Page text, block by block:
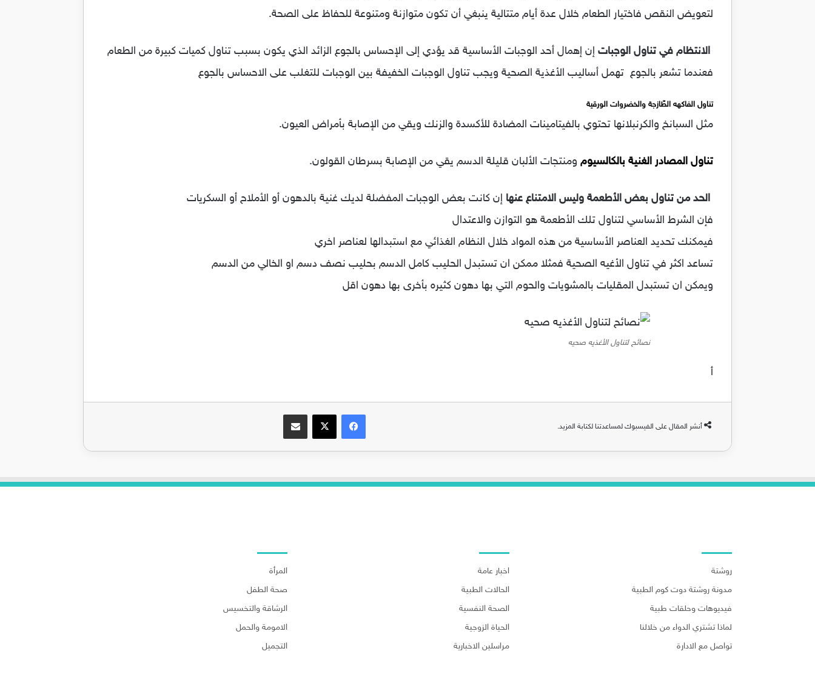
لتعويض النقص فاختيار الطعام خلال عدة أيام متتالية ينبغي أن تكون متوازنة ومتنوعة للحفاظ على الصحة.
الانتظام في تناول الوجبات إن إهمال أحد الوجبات الأساسية قد يؤدي إلى الإحساس بالجوع الزائد الذي يكون بسبب تناول كميات كبيرة من الطعام
فعندما تشعر بالجوع تهمل أساليب الأغذية الصحية ويجب تناول الوجبات الخفيفة بين الوجبات للتغلب على الاحساس بالجوع
تناول الفاكهه الطّازجة والخضروات الورقية
مثل السبانخ والكرنبلانها تحتوي بالفيتامينات المضادة للأكسدة والزنك ويقي من الإصابة بأمراض العيون.
تناول المصادر الغنية بالكالسيوم ومنتجات الألبان قليلة الدسم يقي من الإصابة بسرطان القولون.
الحد من تناول بعض الأطعمة وليس الامتناع عنها إن كانت بعض الوجبات المفضلة لديك غنية بالدهون أو الأملاح أو السكريات
فإن الشرط الأساسي لتناول تلك الأطعمة هو التوازن والاعتدال
فيمكنك تحديد العناصر الأساسية من هذه المواد خلال النظام الغذائي مع استبدالها لعناصر اخري
تساعد اكثر في تناول الأغيه الصحية فمثلا ممكن ان تستبدل الحليب كامل الدسم بحليب نصف دسم او الخالي من الدسم
ويمكن ان تستبدل المقليات بالمشويات والحوم التي بها دهون كثيره بأخرى بها دهون اقل
نصائح لتناول الأغذيه صحيه
أ
أنشر المقال على الفيسبوك لمساعدتنا لكتابة المزيد.
فيسبوك
روشتة
مدونة روشتة دوت كوم الطبية
فيديوهات وحلقات طبية
لماذا تشتري الدواء من خلالنا
تواصل مع الادارة
اخبار عامة
الحالات الطبية
الصحة النفسية
الحياة الزوجية
مراسلين الاخبارية
المرأة
صحة الطفل
الرشاقة والتخسيس
الامومة والحمل
التجميل